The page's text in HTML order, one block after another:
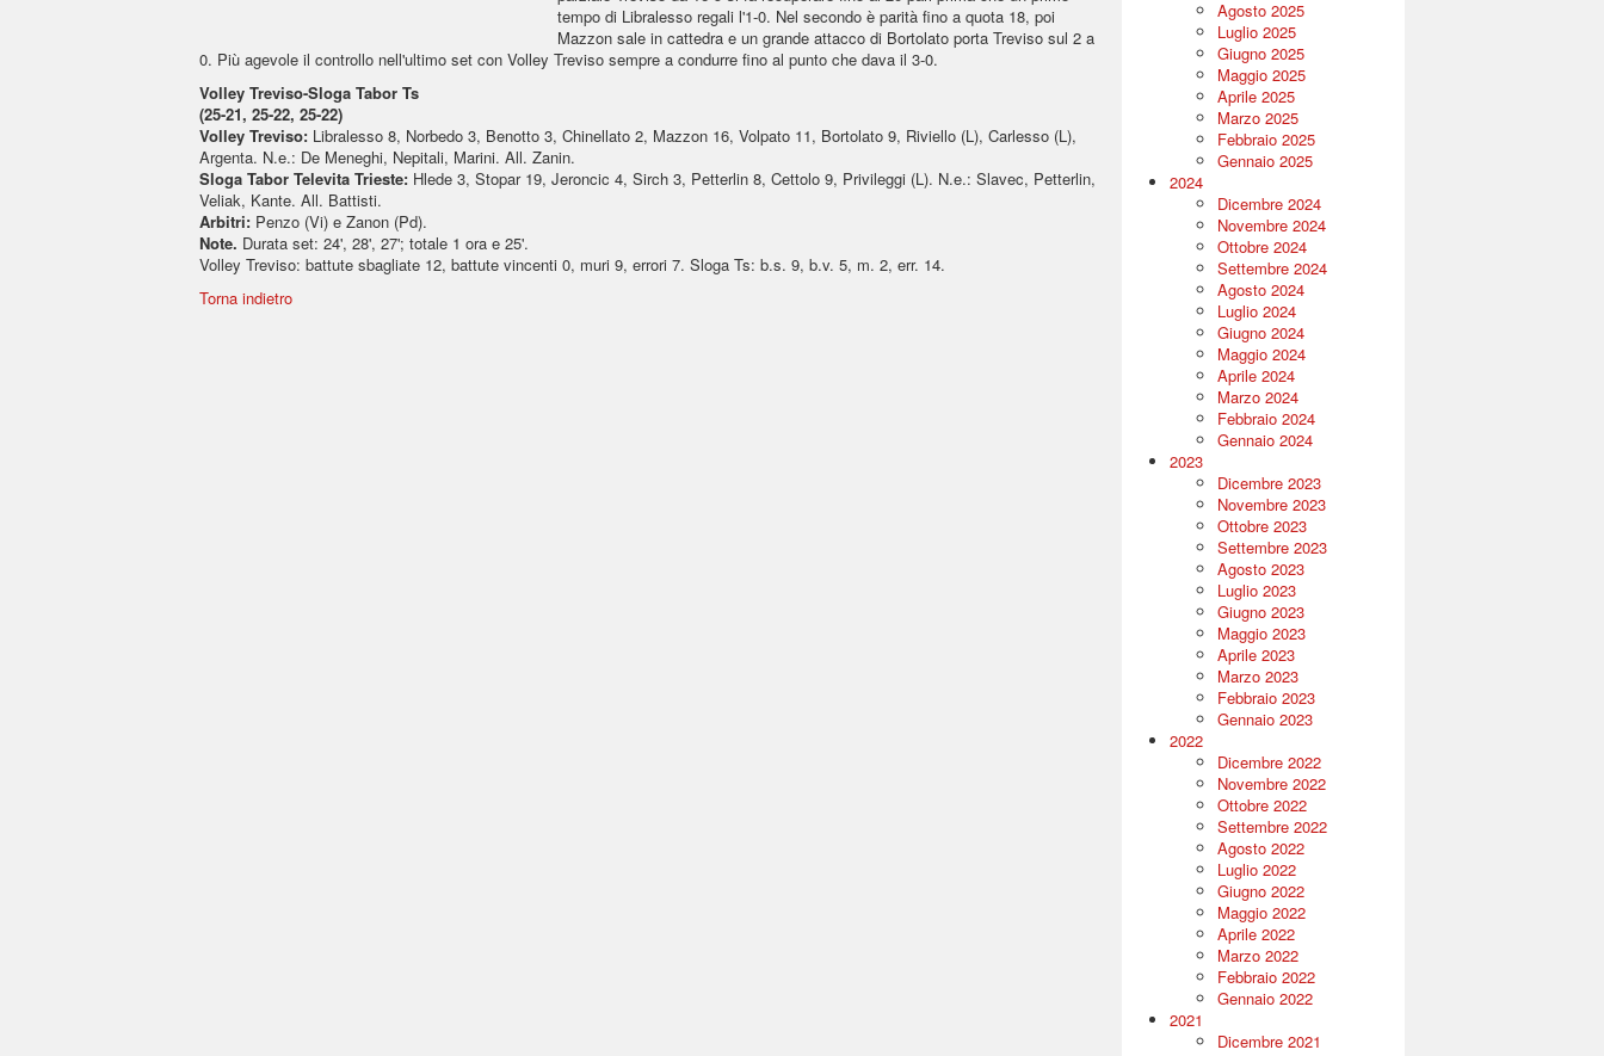
tempo di Libralesso regali l'1-0. Nel secondo è parità fino a quota 18, poi
Mazzon sale in cattedra e un grande attacco di Bortolato porta Treviso sul 2 a
0. Più agevole il controllo nell'ultimo set con Volley Treviso sempre a condurre fino al punto che dava il 3-0.
Volley Treviso-Sloga Tabor Ts
(25-21, 25-22, 25-22)
Volley Treviso: Libralesso 8, Norbedo 3, Benotto 3, Chinellato 2, Mazzon 16, Volpato 11, Bortolato 9, Riviello (L), Carlesso (L),
Argenta. N.e.: De Meneghi, Nepitali, Marini. All. Zanin.
Sloga Tabor Televita Trieste: Hlede 3, Stopar 19, Jeroncic 4, Sirch 3, Petterlin 8, Cettolo 9, Privileggi (L). N.e.: Slavec, Petterlin,
Veliak, Kante. All. Battisti.
Arbitri: Penzo (Vi) e Zanon (Pd).
Note. Durata set: 24', 28', 27'; totale 1 ora e 25'.
Volley Treviso: battute sbagliate 12, battute vincenti 0, muri 9, errori 7. Sloga Ts: b.s. 9, b.v. 5, m. 2, err. 14.
Torna indietro
Agosto 2025
Luglio 2025
Giugno 2025
Maggio 2025
Aprile 2025
Marzo 2025
Febbraio 2025
Gennaio 2025
2024
Dicembre 2024
Novembre 2024
Ottobre 2024
Settembre 2024
Agosto 2024
Luglio 2024
Giugno 2024
Maggio 2024
Aprile 2024
Marzo 2024
Febbraio 2024
Gennaio 2024
2023
Dicembre 2023
Novembre 2023
Ottobre 2023
Settembre 2023
Agosto 2023
Luglio 2023
Giugno 2023
Maggio 2023
Aprile 2023
Marzo 2023
Febbraio 2023
Gennaio 2023
2022
Dicembre 2022
Novembre 2022
Ottobre 2022
Settembre 2022
Agosto 2022
Luglio 2022
Giugno 2022
Maggio 2022
Aprile 2022
Marzo 2022
Febbraio 2022
Gennaio 2022
2021
Dicembre 2021